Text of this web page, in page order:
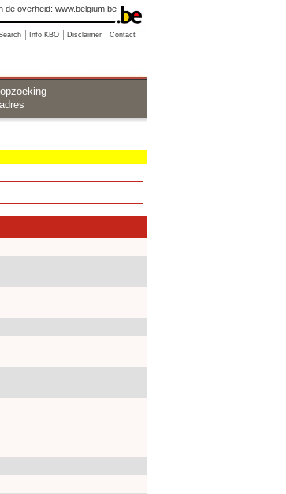
de overheid: www.belgium.be
Info KBO Disclaimer Contact